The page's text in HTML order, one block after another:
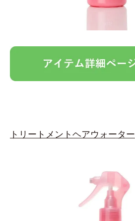
トリートメントヘアウォーター